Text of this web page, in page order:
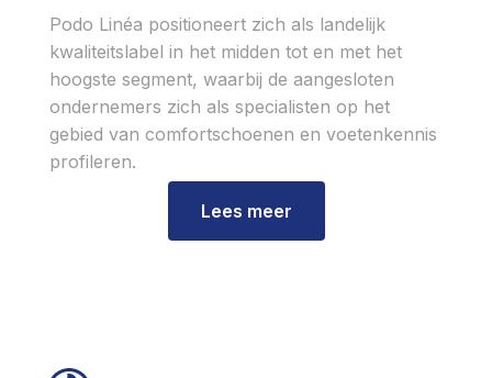
Podo Linéa positioneert zich als landelijk
kwaliteitslabel in het midden tot en met het
hoogste segment, waarbij de aangesloten
ondernemers zich als specialisten op het
gebied van comfortschoenen en voetenkennis
profileren.
Lees meer